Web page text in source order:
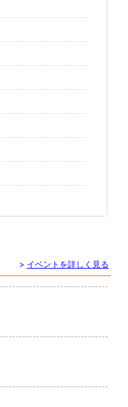
> イベントを詳しく見る